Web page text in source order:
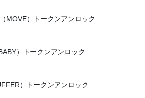
MOVE）トークンアンロック
）トークンアンロック
）トークンアンロック